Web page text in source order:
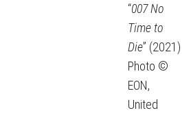
“007 No
Time to
Die” (2021)
Photo ©
EON,
United